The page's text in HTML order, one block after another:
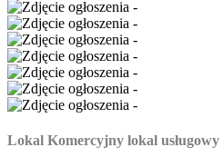
Lokal Komercyjny lokal usługowy